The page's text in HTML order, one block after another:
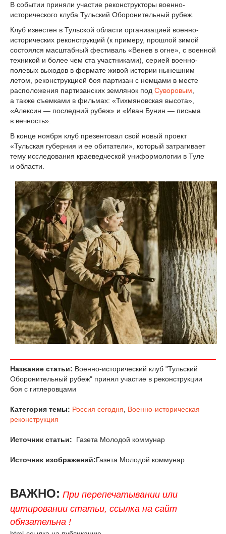
В событии приняли участие реконструкторы военно-
исторического клуба Тульский Оборонительный рубеж.
Клуб известен в Тульской области организацией военно-
исторических реконструкций (к примеру, прошлой зимой
состоялся масштабный фестиваль «Венев в огне», с военной
техникой и более чем ста участниками), серией военно-
полевых выходов в формате живой истории нынешним
летом, реконструкцией боя партизан с немцами в месте
расположения партизанских землянок под Суворовым
а также съемками в фильмах: «Тихмяновская высота»,
«Алексин — последний рубеж» и «Иван Бунин — письма
в вечность».
В конце ноября клуб презентовал свой новый проект
«Тульская губерния и ее обитатели», который затрагивает
тему исследования краеведческой униформологии в Туле
и области.
Название статьи: Военно-исторический клуб "Тульский
Оборонительный рубеж" принял участие в реконструкции
боя с гитлеровцами
Категория темы: Россия сегодня
Военно-историческая
реконструкция
Источник статьи: Газета Молодой коммунар
Источник изображений:Газета Молодой коммунар
ВАЖНО: При перепечатывании или
цитировании статьи, ссылка на сайт
обязательна !